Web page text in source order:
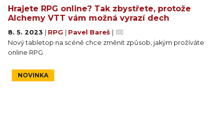
Hrajete RPG online? Tak zbystřete, protože
Alchemy VTT vám možná vyrazí dech
8. 5. 2023 RPG Pavel Bareš
Nový tabletop na scéně chce změnit způsob, jakým prožíváte
online RPG.
NOVINKA